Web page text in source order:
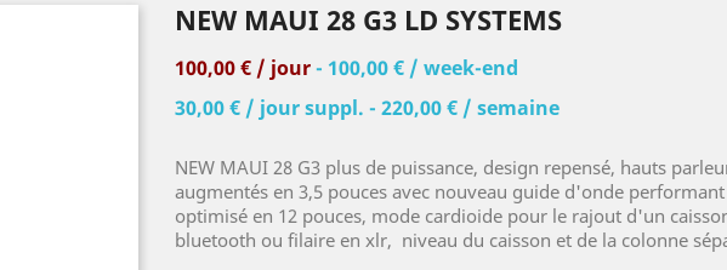
NEW MAUI 28 G3 LD SYSTEMS
100,00 € / jour- 100,00 € / week-end
30,00 € / jour suppl. - 220,00 € / semaine
NEW MAUI 28 G3 plus de puissance, design repensé, hauts
augmentés en 3,5 pouces avec nouveau guide d'onde performant
optimisé en 12 pouces, mode cardioide pour le rajout d'un
bluetooth ou filaire en xlr, niveau du caisson et de la colonne